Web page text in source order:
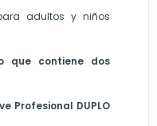
adultos y niños
que contiene dos
Profesional DUPLO